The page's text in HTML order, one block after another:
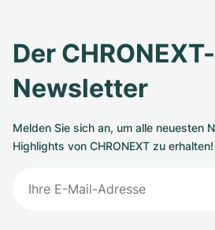
Der CHRONEXT-
Newsletter
Melden Sie sich an, um alle neuesten
Highlights von CHRONEXT zu erhalten!